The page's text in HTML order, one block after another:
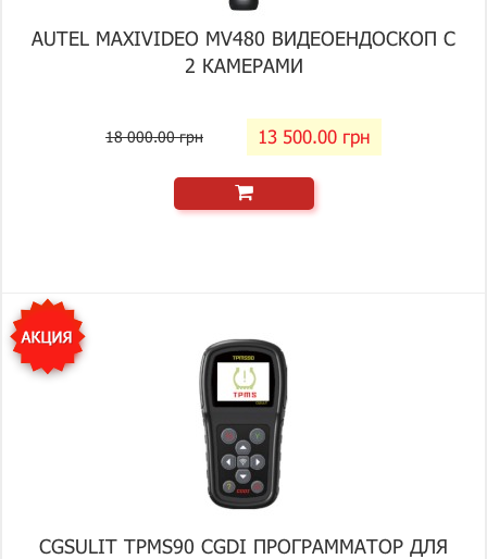
AUTEL MAXIVIDEO MV480 ВИДЕОЕНДОСКОП С
2 КАМЕРАМИ
18 000.00 грн 13 500.00 грн
CGSULIT TPMS90 CGDI ПРОГРАММАТОР ДЛЯ